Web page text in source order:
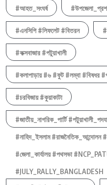
#আহত_সংঘর্ষ
#এনসিপি #লিফলেট #বিতরন
#কক্সবাজার #পটুয়াখালী
#কলাপাড়ায় #৬ #ফুট #লম্বা #বিষধর
#চরবিজায় #কুয়াকাটা
#জাতীয়_নাগরিক_পার্টি
#নাহিদ_ইসলাম #রাজনৈতিক_আন্দোলন
#জেলা_কার্যালয় #পথসভা
#JULY_RALLY_BANGLADESH